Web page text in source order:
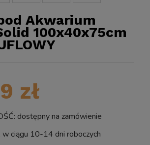
na Glony UV-C
6000L
zł
Akwarium
100x40x75cm
zł
dostępny na zamówienie
ciągu 10-14 dni roboczych